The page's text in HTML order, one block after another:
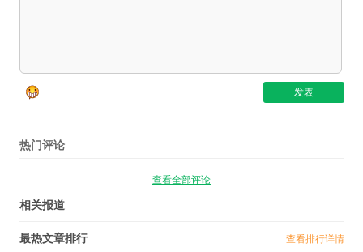
热门评论
查看全部评论
相关报道
最热文章排行 查看排行详情